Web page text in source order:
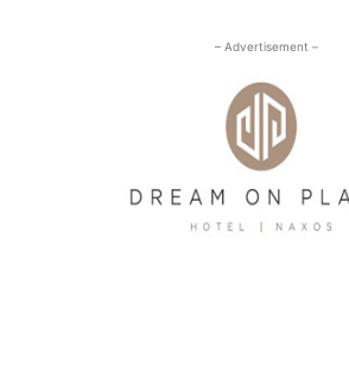
– Advertisement –